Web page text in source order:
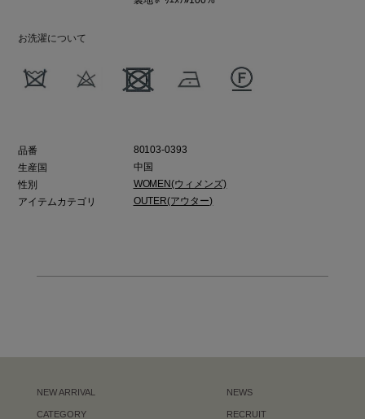
お洗濯について
品番
80103-0393
生産国
中国
性別
WOMEN(ウィメンズ)
アイテムカテゴリ
OUTER(アウター)
NEW ARRIVAL
CATEGORY
NEWS
RECRUIT